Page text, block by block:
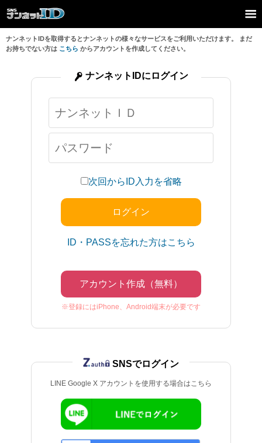
ナンネットIDを取得するとナンネットの様々なサービスをご利用いただけます。 まだ
お持ちでない方は こちら からアカウントを作成してください。
次回からID入力を省略
ID・PASSを忘れた方はこちら
アカウント作成（無料）
※登録にはiPhone、Android端末が必要です
ナンネットIDにログイン
LINE Google X アカウントを使用する場合はこちら
SNSでログイン